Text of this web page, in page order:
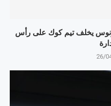
يخلف تيم كوك على رأس
26/